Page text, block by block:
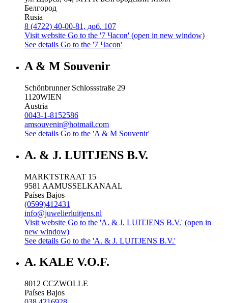
Белгород
Rusia
8 (4722) 40-00-81, доб. 107
Visit website Go to the '7 Часов' (open in new window)
See details Go to the '7 Часов'
A & M Souvenir
Schönbrunner Schlossstraße 29
1120WIEN
Austria
0043-1-8152586
amsouvenir@hotmail.com
See details Go to the 'A & M Souvenir'
A. & J. LUITJENS B.V.
MARKTSTRAAT 15
9581 AAMUSSELKANAAL
Países Bajos
(0599)412431
info@juwelierluitjens.nl
Visit website Go to the 'A. & J. LUITJENS B.V.' (open in
new window)
See details Go to the 'A. & J. LUITJENS B.V.'
A. KALE V.O.F.
8012 CCZWOLLE
Países Bajos